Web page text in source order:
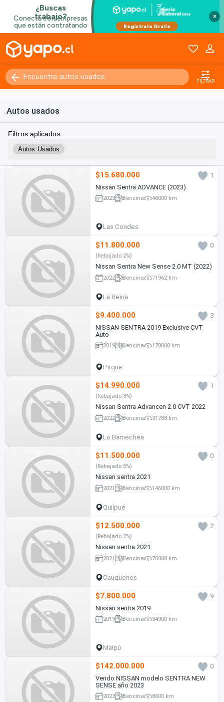
×
FILTRAR
Autos usados
Filtros aplicados
Autos Usados
$15.680.000
1
Nissan Sentra ADVANCE (2023)
2023 Bencina 46000 km
Las Condes
$11.800.000 0
(Rebajado 2%)
Nissan Sentra New Sense 2.0 MT (2022)
2022 Bencina 71962 km
La Reina
$9.400.000
3
NISSAN SENTRA 2019 Exclusive CVT
Auto
2019 Bencina 170000 km
Pirque
$14.990.000 1
(Rebajado 3%)
Nissan Sentra Advancen 2.0 CVT 2022
2022 Bencina 31788 km
Lo Barnechea
$11.500.000 0
(Rebajado 5%)
Nissan sentra 2021
2021 Bencina 146000 km
Quilpué
$12.500.000 2
(Rebajado 2%)
Nissan sentra 2021
2021 Bencina 70000 km
Cauquenes
$7.800.000
9
Nissan sentra 2019
2019 Bencina 34900 km
Maipú
$142.000.000
0
Vendo NISSAN modelo SENTRA NEW
SENSE año 2023
2023 Bencina 8600 km